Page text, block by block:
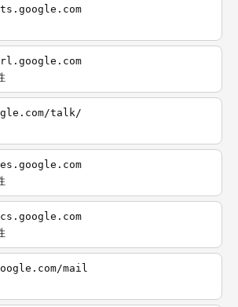
talk/
mail